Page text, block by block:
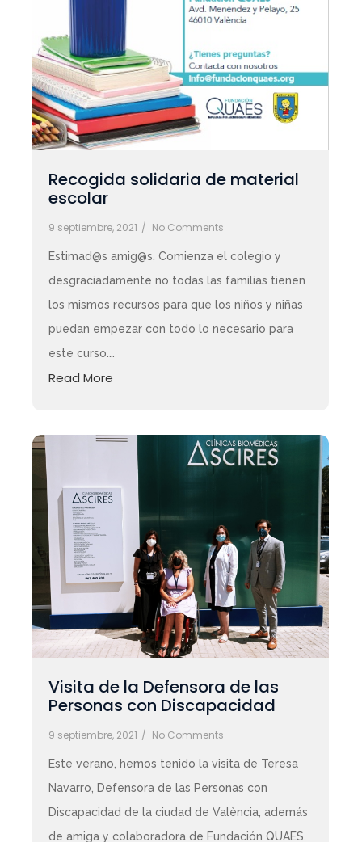
Recogida solidaria de material
escolar
9 septiembre, 2021 / No Comments
Estimad@s amig@s, Comienza el colegio y
desgraciadamente no todas las familias tienen
los mismos recursos para que los niños y niñas
puedan empezar con todo lo necesario para
este curso.…
Read More
Visita de la Defensora de las
Personas con Discapacidad
9 septiembre, 2021 / No Comments
​​​​​​​​​​​​​Este verano, hemos tenido la visita de Teresa
Navarro, Defensora de las Personas con
Discapacidad de la ciudad de València, además
de amiga y colaboradora de Fundación QUAES. ​​​​​​​